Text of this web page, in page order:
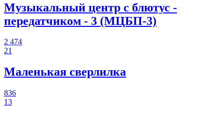
Музыкальный центр с блютус -
передатчиком - 3 (МЦБП-3)
2 474
21
Маленькая сверлилка
836
13